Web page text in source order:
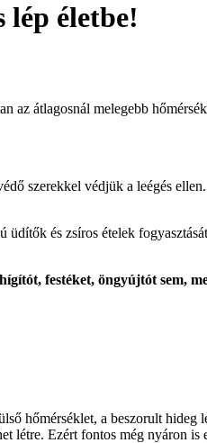
lép életbe!
átlagosnál melegebb
szerekkel védjük a leégés
és zsíros ételek
festéket, öngyújtót sem,
hőmérséklet, a beszorult hideg
létre. Ezért fontos még nyáron